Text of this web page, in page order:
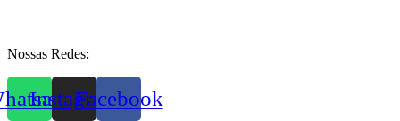
Nossas Redes:
InstagramFacebook